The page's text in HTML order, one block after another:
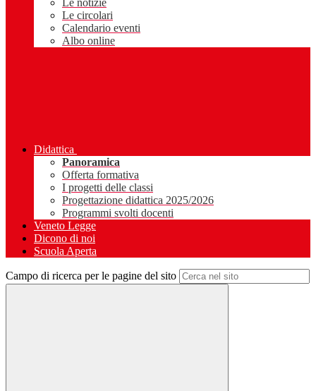
Le notizie
Le circolari
Calendario eventi
Albo online
Didattica
Panoramica
Offerta formativa
I progetti delle classi
Progettazione didattica 2025/2026
Programmi svolti docenti
Veneto Legge
Dicono di noi
Scuola Aperta
Campo di ricerca per le pagine del sito